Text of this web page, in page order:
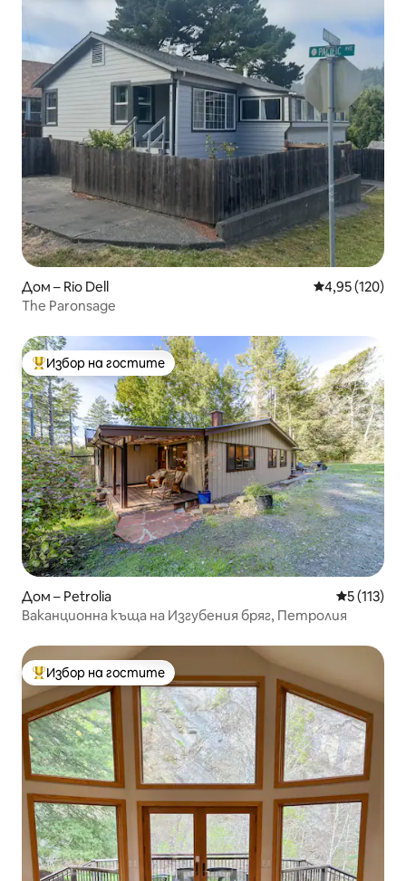
Дом – Rio Dell Средна
4,95 (120)
The Paronsage
Най-популярен избор на гостите
Избор на гостите
Дом – Petrolia Средна
5 (113)
Ваканционна къща на Изгубения бряг, Петролия
Най-популярен избор на гостите
Избор на гостите